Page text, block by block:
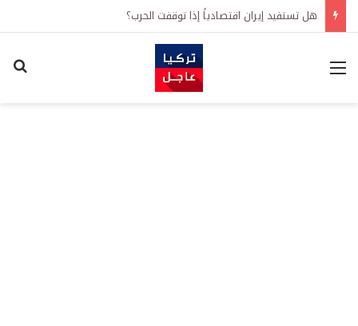
هل تستفيد إيران اقتصادياً إذا توقفت الحرب؟
القائمة